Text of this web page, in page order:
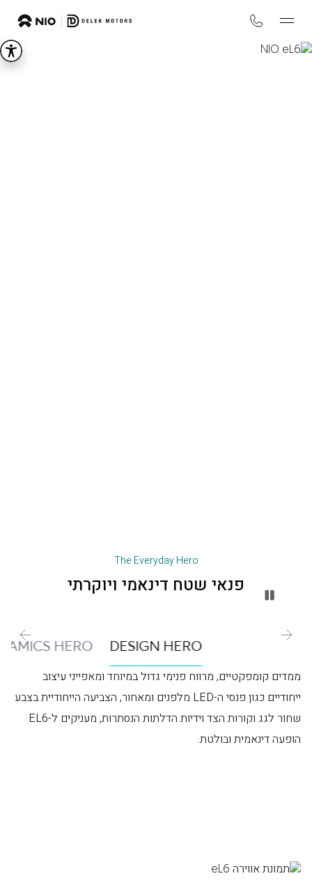
NIO
The Everyday Hero
פנאי שטח דינאמי ויוקרתי
DESIGN HERO
HERO
ממדים קומפקטיים, מרווח פנימי גדול במיוחד ומאפייני עיצוב
ייחודיים כגון פנסי ה-LED מלפנים ומאחור, הצביעה הייחודיית בצבע
שחור לגג וקורות הצד וידיות הדלתות הנסתרות, מעניקים ל-EL6
הופעה דינאמית ובולטת.